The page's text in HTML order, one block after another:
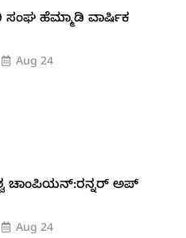
ಸಂಘ ಹೆಮ್ಮಾಡಿ ವಾರ್ಷಿಕ
Aug 24
ಚಾಂಪಿಯನ್:ರನ್ನರ್ ಅಪ್
Aug 24